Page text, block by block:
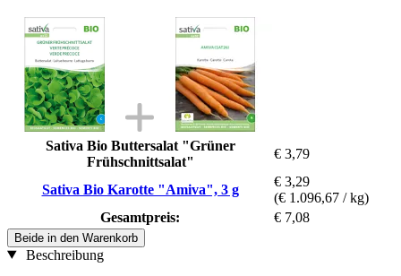
Sativa Bio Buttersalat "Grüner
Frühschnittsalat"
€ 3,79
Sativa Bio Karotte "Amiva", 3 g
€ 3,29
(€ 1.096,67 / kg)
Gesamtpreis:
€ 7,08
Beide in den Warenkorb
Beschreibung